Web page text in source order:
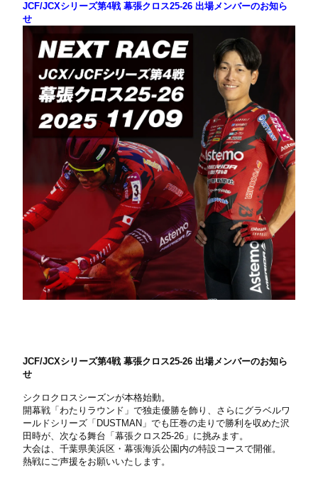
JCF/JCXシリーズ第4戦 幕張クロス25-26 出場メンバーのお知ら
せ
JCF/JCXシリーズ第4戦 幕張クロス25-26 出場メンバーのお知ら
せ
シクロクロスシーズンが本格始動。
開幕戦「わたりラウンド」で独走優勝を飾り、さらにグラベルワ
ールドシリーズ「DUSTMAN」でも圧巻の走りで勝利を収めた沢
田時が、次なる舞台「幕張クロス25-26」に挑みます。
大会は、千葉県美浜区・幕張海浜公園内の特設コースで開催。
熱戦にご声援をお願いいたします。